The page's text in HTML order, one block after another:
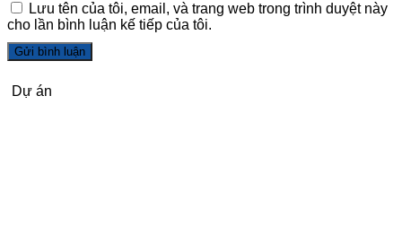
Lưu tên của tôi, email, và trang web trong trình duyệt này
cho lần bình luận kế tiếp của tôi.
Dự án